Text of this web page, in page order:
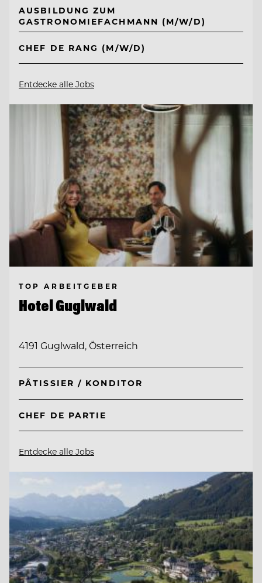
AUSBILDUNG ZUM
GASTRONOMIEFACHMANN (M/W/D)
CHEF DE RANG (M/W/D)
Entdecke alle Jobs
TOP ARBEITGEBER
Hotel Guglwald
4191 Guglwald, Österreich
PÂTISSIER / KONDITOR
CHEF DE PARTIE
Entdecke alle Jobs